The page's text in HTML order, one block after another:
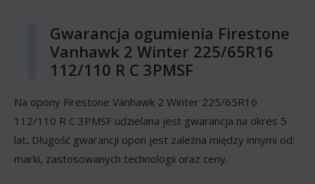
Gwarancja ogumienia Firestone
Vanhawk 2 Winter 225/65R16
112/110 R C 3PMSF
Na opony Firestone Vanhawk 2 Winter 225/65R16
112/110 R C 3PMSF udzielana jest gwarancja na okres 5
lat. Długość gwarancji opon jest zależna między innymi od:
marki, zastosowanych technologii oraz ceny.